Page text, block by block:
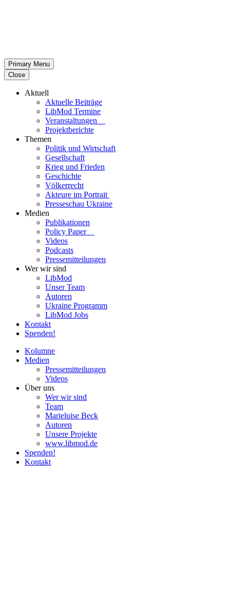
Primary Menu
Close
Aktuell
Aktu­elle Beiträge
LibMod Termine
Ver­an­stal­tun­gen
Pro­jekt­be­richte
Themen
Politik und Wirtschaft
Gesell­schaft
Krieg und Frieden
Geschichte
Völ­ker­recht
Akteure im Portrait
Pres­se­schau Ukraine
Medien
Publi­ka­tio­nen
Policy Paper
Videos
Pod­casts
Pres­se­mit­tei­lun­gen
Wer wir sind
LibMod
Unser Team
Autoren
Ukraine Pro­gramm
LibMod Jobs
Kontakt
Spenden!
Kolumne
Medien
Pres­se­mit­tei­lun­gen
Videos
Über uns
Wer wir sind
Team
Marie­luise Beck
Autoren
Unsere Pro­jekte
www.libmod.de
Spenden!
Kontakt